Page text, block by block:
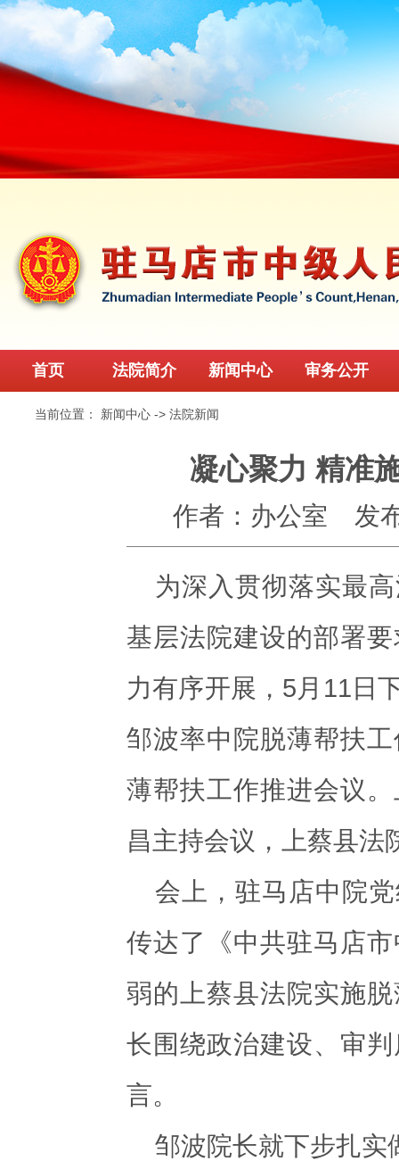
首页 法院简介 新闻中心 审务公开
当前位置： 新闻中心 ->法院新闻
凝心聚力 精准
作者：办公室 发
为深入贯彻落实最
基层法院建设的部署
力有序开展，5月11日
邹波率中院脱薄帮扶
薄帮扶工作推进会议
昌主持会议，上蔡县法
会上，驻马店中院
传达了《中共驻马店
弱的上蔡县法院实施
长围绕政治建设、审
言。
邹波院长就下步扎实